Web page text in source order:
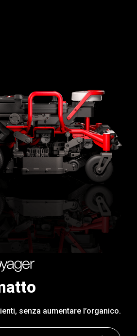
senza aumentare l’organico.